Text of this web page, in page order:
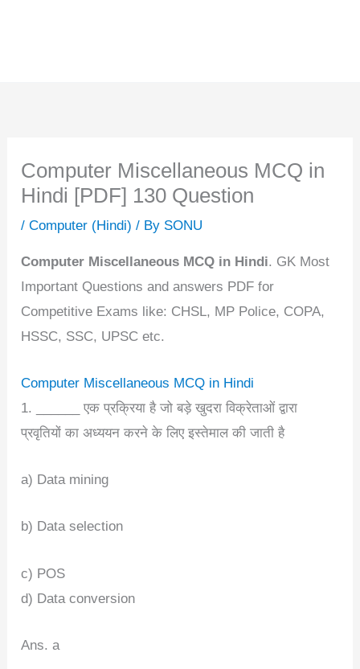
Computer Miscellaneous MCQ in
Hindi [PDF] 130 Question
/Computer (Hindi) / By SONU
Computer Miscellaneous MCQ in Hindi. GK Most
Important Questions and answers PDF for
Competitive Exams like: CHSL, MP Police, COPA,
HSSC, SSC, UPSC etc.
Computer Miscellaneous MCQ in Hindi
1. ______ एक प्रक्रिया है जो बड़े खुदरा विक्रेताओं द्वारा
प्रवृतियों का अध्ययन करने के लिए इस्तेमाल की जाती है
a) Data mining
b) Data selection
c) POS
d) Data conversion
Ans. a